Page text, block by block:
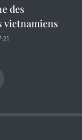
des
vietnamiens